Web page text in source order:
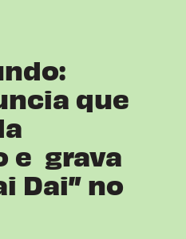
que
e grava
Dai” no